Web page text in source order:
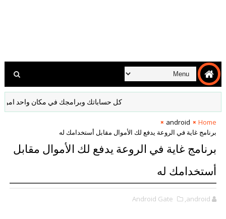
كل حساباتك وبرامجك في مكان واحد امن مشفر
Home
android
برنامج غاية في الروعة يدفع لك الأموال مقابل أستخدامك له
برنامج غاية في الروعة يدفع لك الأموال مقابل
أستخدامك له
Android Gate ,android